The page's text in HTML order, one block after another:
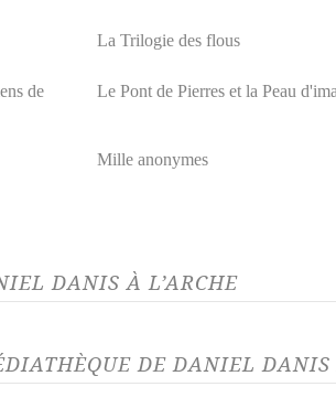
La Trilogie des flous
de
Le Pont de Pierres et la Peau
Mille anonymes
DANIS À L’ARCHE
DE DANIEL DANIS